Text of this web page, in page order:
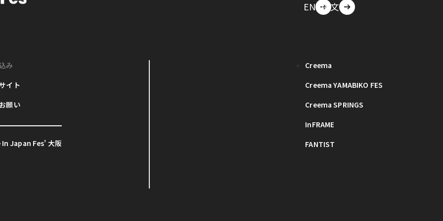
EN 中文
み
イト
願い
Japan Fes' 大阪
Creema
Creema YAMABIKO FES
Creema SPRINGS
InFRAME
FANTIST